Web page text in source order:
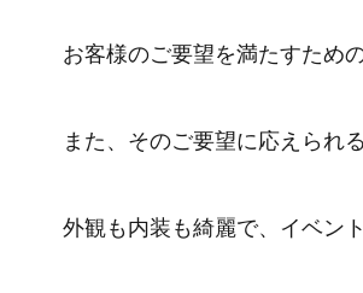
お客様のご要望を満たすため
また、そのご要望に応えられ
外観も内装も綺麗で、イベン